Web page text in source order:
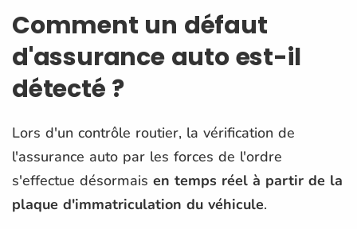
Comment un défaut
d'assurance auto est-il
détecté ?
Lors d'un contrôle routier, la vérification de
l'assurance auto par les forces de l'ordre
s'effectue désormais en temps réel à partir de la
plaque d'immatriculation du véhicule.